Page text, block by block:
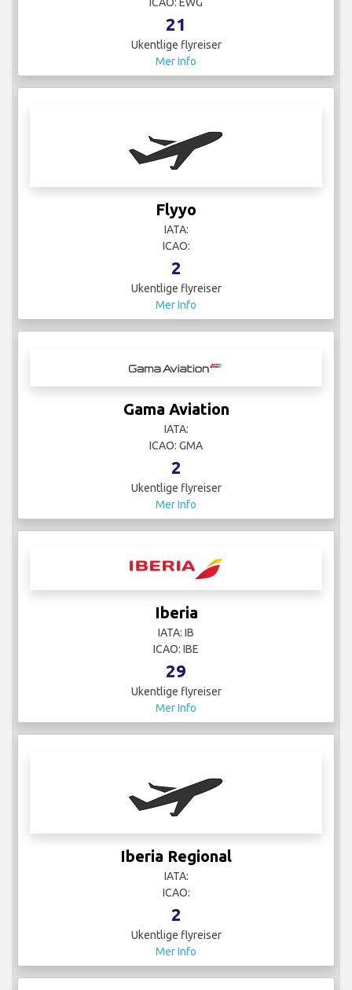
ICAO: EWG
21
Ukentlige flyreiser
Mer Info
Flyyo
IATA:
ICAO:
2
Ukentlige flyreiser
Mer Info
Gama Aviation
IATA:
ICAO: GMA
2
Ukentlige flyreiser
Mer Info
Iberia
IATA: IB
ICAO: IBE
29
Ukentlige flyreiser
Mer Info
Iberia Regional
IATA:
ICAO:
2
Ukentlige flyreiser
Mer Info